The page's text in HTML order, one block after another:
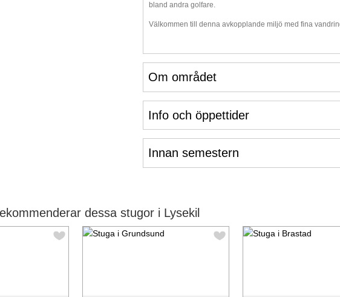
bland andra golfare.
Välkommen till denna avkopplande miljö med fina
Om området
Info och öppettider
Innan semestern
dessa stugor i Lysekil